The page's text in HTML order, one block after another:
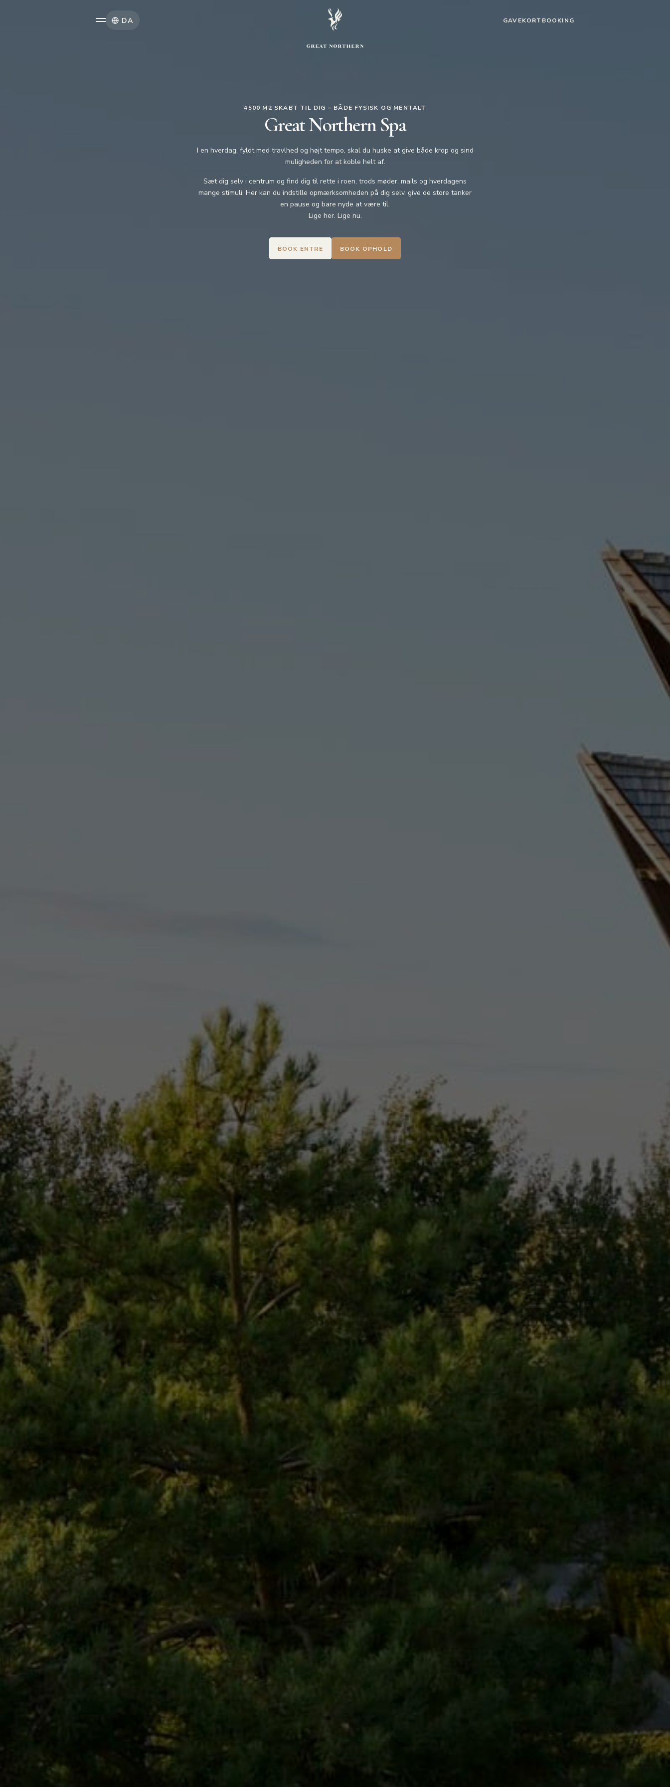
DA GAVEKORT BOOKING
4500 M2 SKABT TIL DIG – BÅDE FYSISK OG MENTALT
Great Northern Spa
I en hverdag, fyldt med travlhed og højt tempo, skal du huske at give både krop og sind
muligheden for at koble helt af.
Sæt dig selv i centrum og find dig til rette i roen, trods møder, mails og hverdagens
mange stimuli. Her kan du indstille opmærksomheden på dig selv, give de store tanker
en pause og bare nyde at være til.
Lige her. Lige nu.
BOOK ENTRE BOOK OPHOLD